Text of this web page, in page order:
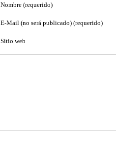
Nombre (requerido)
E-Mail (no será publicado) (requerido)
Sitio web